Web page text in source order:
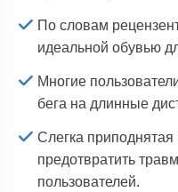
По словам
идеальной обувью
Многие
бега на длинные
Слегка приподнятая
предотвратить
пользователей.